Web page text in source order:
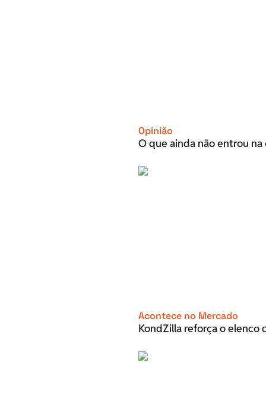
Opinião
O que ainda não entrou
Acontece no Mercado
KondZilla reforça o elenco